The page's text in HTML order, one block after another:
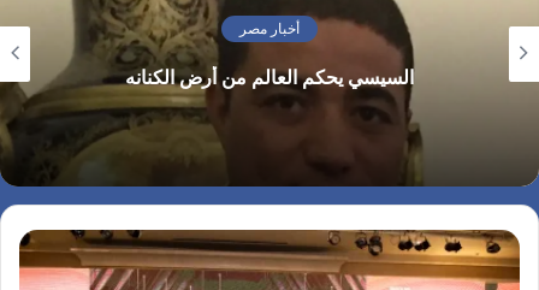
أخبار مصر
السيسي يحكم العالم من أرض الكنانه